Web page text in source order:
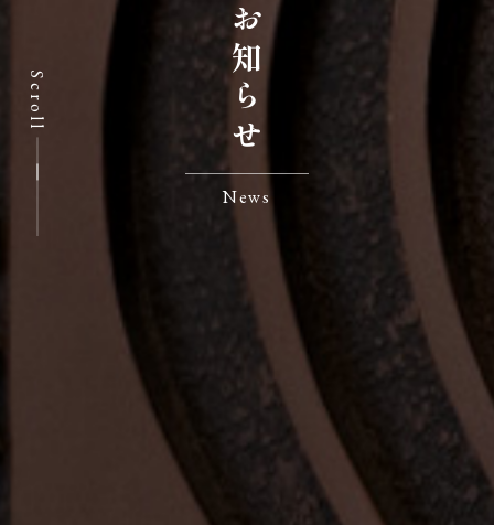
お知らせ
News
Scroll